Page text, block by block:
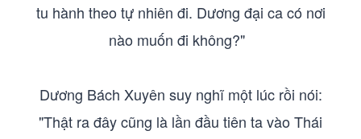
tu hành theo tự nhiên đi. Dương đại ca có nơi
nào muốn đi không?"
Dương Bách Xuyên suy nghĩ một lúc rồi nói:
"Thật ra đây cũng là lần đầu tiên ta vào Thái